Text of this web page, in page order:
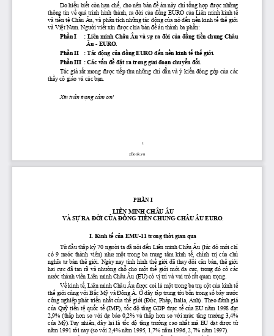
1
Do hiểu biết còn hạn chế, cho nên bản đề án này chỉ tổng hợp được những
thông tin về quá trình hình thành, ra đời của đồng EURO của Liên minh kinh tế
và tiền tệ Châu Âu, và phân tích những tác động của nó đến nền kinh tế thế giới
và Việt Nam. Người viết xin được chia bản đề án thành ba phần:
Phần I : Liên minh Châu Âu và sự ra đời của đồng tiền chung Châu
Âu - EURO.
Phần II   : Tác động của đồng EURO đến nền kinh tế thế giới.
Phần III  : Các vấn đề đặt ra trong giai đoạn chuyển đổi.
Tác giả rất mong được tiếp thu những chỉ dẫn và ý kiến đóng góp của các
thầy cô giáo và các bạn.
Xin trân trọng cảm ơn!
zBook.vn
PHẦN I
LIÊN MINH CHÂU ÂU
VÀ SỰ RA ĐỜI CỦA ĐỒNG TIỀN CHUNG CHÂU ÂU EURO.
I. Kinh tế của EMU-11 trong thời gian qua
Từ đầu thập kỷ 70 người ta đã nói đến Liên minh Châu Âu (lúc đó mới chỉ
có  9 nước
  thành  viên)
như một
  trong  ba  trung  tâm  kinh
tế,
  chính
trị của chủ
nghĩa tư bản thế giới. Ngày nay tình hình thế giới đã thay đổi căn bản, thế giới
hai cực đã
  tan  rã  và
nhường chỗ
  cho
một thế giới mới đa cực,
  trong
đó
  có  các
nước thành viên Liên minh Châu Âu (EU) có vị trí và vai trò rất quan trọng.
Về kinh tế, Liên minh Châu Âu được coi là một trong ba trụ cột của kinh tế
thế giới cùng với Bắc Mỹ và Đông Á. Ở đây tập trung tới bốn trong số bảy nước
công nghiệp phát triển nhất của thế giới (Đức, Pháp, Italia, Anh). Theo đánh giá
của Quỹ tiền tệ quốc tế
  (IMF),
tốc độ tăng
  GDP
thực tế của
  EU
năm
  1998
đạt
2,9% (thấp hơn
  so
với dự
  báo  0,2%  và
thấp hơn
  so
với mức tăng trưởng
  3,4%
của Mỹ).Tuy
  nhiên,
đây lại
  là
tốc độ tăng trưởng
  cao
nhất
  mà  EU
đạt được từ
năm 1991 tới nay (so với 2,4% năm 1995, 1,7% năm 1996, 2,7% năm 1997).